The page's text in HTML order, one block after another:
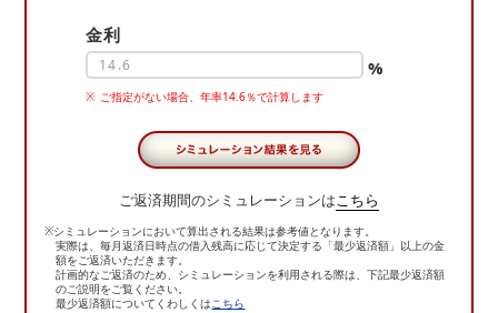
金利
%
ご指定がない場合、年率14.6％で計算します
ご返済期間のシミュレーションはこちら
※シミュレーションにおいて算出される結果は参考値となります。
実際は、毎月返済日時点の借入残高に応じて決定する「最少返済額」以上の金
額をご返済いただきます。
計画的なご返済のため、 シミュレーションを利用される際は、下記最少返済額
のご説明をご覧ください。
最少返済額についてくわしくはこちら